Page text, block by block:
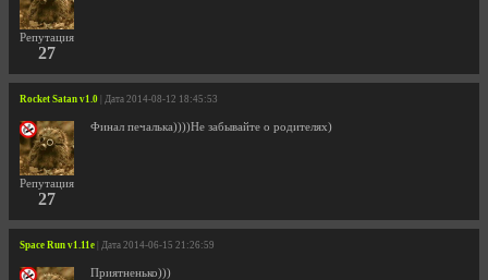
Репутация
27
Rocket Satan v1.0 | Дата 2014-08-12 18:45:53
Репутация
27
Финал печалька))))Не забывайте о родителях)
Space Run v1.11e | Дата 2014-06-15 21:26:59
Приятненько)))